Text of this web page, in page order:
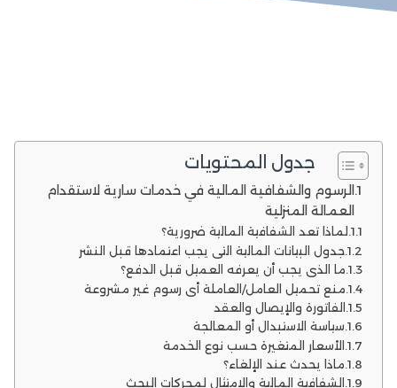
جدول المحتويات
الرسوم والشفافية المالية في خدمات سارية لاستقدام
العمالة المنزلية
لماذا تعد الشفافية المالية ضرورية؟
جدول البيانات المالية التي يجب اعتمادها قبل النشر
ما الذي يجب أن يعرفه العميل قبل الدفع؟
منع تحميل العامل/العاملة أي رسوم غير مشروعة
الفاتورة والإيصال والعقد
سياسة الاستبدال أو المعالجة
الأسعار المتغيرة حسب نوع الخدمة
ماذا يحدث عند الإلغاء؟
الشفافية المالية والامتثال لمحركات البحث